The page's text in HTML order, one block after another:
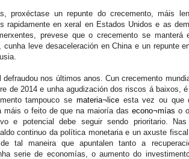
proxéctase un repunte do crecemento, máis
rapidamente en xeral en Estados Unidos e as
prevese que o crecemento se manterá
leve desaceleración en China e un repunte
nos últimos anos. Cun crecemento
de 2014 e unha agudización dos riscos á baixos,
tampouco se materia¬liceesta vez ou que
máis o feito de que na maioría dasecono¬mías o
e potencial debe seguir sendo prioritario. Nas
continuo da política monetaria e un axuste
tal maneira que apuntalen tanto a
serie de economías, o aumento do